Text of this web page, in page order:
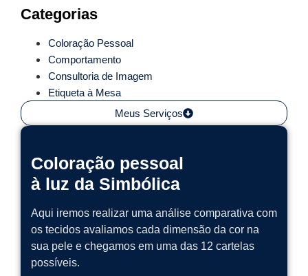
Categorias
Coloração Pessoal
Comportamento
Consultoria de Imagem
Etiqueta à Mesa
Meus Serviços
Coloração pessoal
à luz da Simbólica
Aqui iremos realizar uma análise comparativa com
os tecidos avaliamos cada dimensão da cor na
sua pele e chegamos em uma das 12 cartelas
possíveis.